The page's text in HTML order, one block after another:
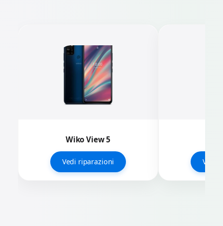
Wiko View 5
Vedi riparazioni Vedi